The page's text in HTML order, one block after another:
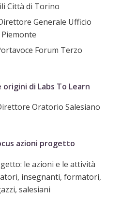
Città di Torino
Generale Ufficio
Forum Terzo
origini di Labs To Learn
Oratorio Salesiano
azioni progetto
le azioni e le attività
insegnanti, formatori,
salesiani